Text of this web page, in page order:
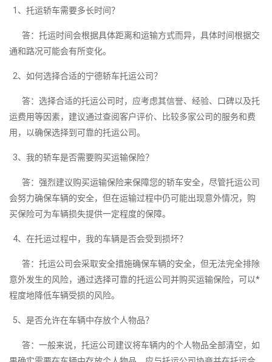
1、托运轿车需要多长时间？
答：托运时间会根据具体距离和运输方式而异，具体时间根据交
通和路况可能会有所变化。
2、如何选择合适的宁德轿车托运公司？
答：选择合适的托运公司时，应考虑其信誉、经验、口碑以及托
运费用等因素，建议通过查阅客户评价、比较多家公司的服务和费
用，以确保选择到可靠的托运公司。
3、我的轿车是否需要购买运输保险？
答：强烈建议购买运输保险来保障您的轿车安全，尽管托运公司
会努力确保车辆的安全，但在运输过程中仍可能出现意外情况，购
买保险可为车辆损失提供一定程度的保障。
4、在托运过程中，我的车辆是否会受到损坏？
答：托运公司会采取安全措施确保车辆的安全，但无法完全排除
意外发生的风险，通过选择可靠的托运公司并购买运输保险，可以*
程度地降低车辆受损的风险。
5、是否允许在车辆中存放个人物品？
答：一般来说，托运公司建议将车辆内的个人物品全部清空，如